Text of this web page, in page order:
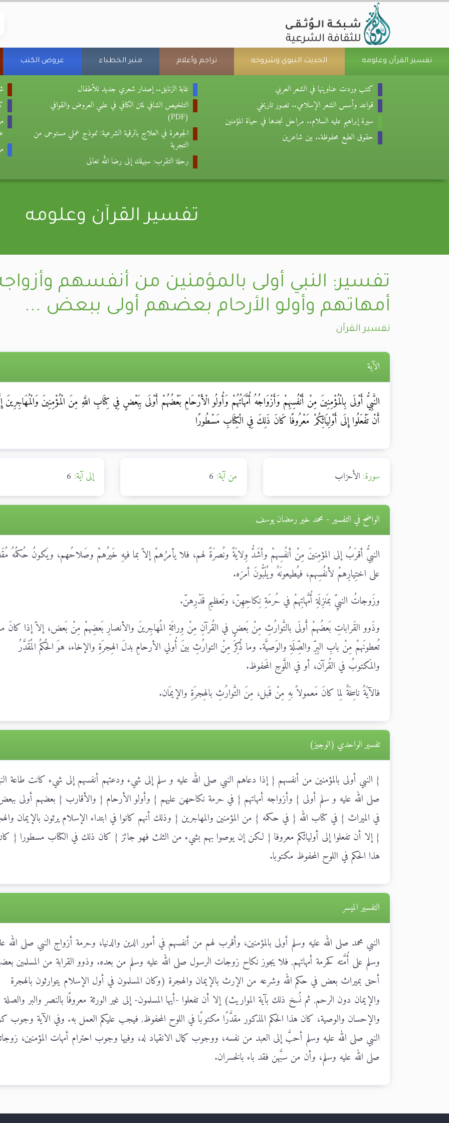
تفسير القرآن وعلومه الحديث النبوي وشروحه تراجم وأعلام منبر الخطباء عروض الكتب
كتب وردت عناوينها في الشعر العربي
قواعد وأسس الشعر الإسلامي.. تصور تاريخي
سيرة إبراهيم عليه السلام.. مراحل نجدها في حياة المؤمنين
حقوق الطبع محفوظة.. بين شاعرين
غابة الزنابق.. إصدار شعري جديد للأطفال
التلخيص الشافي لمتن الكافي في علمي العروض والقوافي
(PDF)
الجوهرة في العلاج بالرقية الشرعية: نموذج عملي مستوحى من
التجربة
رحلة التقرب: سبيلك إلى رضا الله تعالى
تفسير القرآن وعلومه
تفسير: النبي أولى بالمؤمنين من أنفسهم
أمهاتهم وأولو الأرحام بعضهم أولى ببعض ...
تفسير القرآن
الآية
النَّبِيُّ أَوْلَى بِالْمُؤْمِنِينَ مِنْ أَنْفُسِهِمْ وَأَزْوَاجُهُ أُمَّهَاتُهُمْ وَأُولُو الْأَرْحَامِ بَعْضُهُمْ أَوْلَى بِبَعْضٍ فِي كِتَابِ اللَّهِ مِنَ الْمُؤْمِنِينَ وَالْمُهَاجِرِينَ
أَنْ تَفْعَلُوا إِلَى أَوْلِيَائِكُمْ مَعْرُوفًا كَانَ ذَلِكَ فِي الْكِتَابِ مَسْطُورًا
سورة: الأحزاب من آية: 6 إلى آية: 6
الواضح في التفسير - محمد خير رمضان يوسف
النبيُّ أقرَبُ إلى المؤمِنينَ مِنْ أنفُسِهمْ وأشَدُّ وِلايَةً ونُصرَةً لهم، فلا يأمرُهمْ إلاّ بما فيهِ خَيرُهمْ وصَلاحُهم، ويَكونُ حُكمُهُ
على اختِيارِهمْ لأنفُسِهم، فيُطيعونَهُ ويُلَبُّونَ أمرَه.
وزَوجاتُ النبيِّ بمَنزِلَةِ أُمَّهاتِهمْ في حُرمَةِ نِكاحِهِنّ، وتَعظيمِ قَدْرِهنّ.
وذَوو القَراباتِ بَعضُهمْ أَولَى بالتَّوارُثِ مِنْ بَعضٍ في القُرآنِ مِنْ وِراثَةِ المُهاجِرينَ والأنصارِ بَعضِهمْ مِنْ بَعض، إلاّ إذا كانَ
تُعطونَهمْ مِنْ بابِ البِرِّ والصِّلَةِ والوَصيَّة. وما ذُكِرَ مِنْ التوارُثِ بينَ أُولي الأرحامِ بدلَ الهِجرَةِ والإخاء، هوَ الحُكمُ المُقَدَّرُ
والمَكتوبُ في القُرآن، أو في اللَّوحِ المَحفوظ.
فالآيَةُ ناسِخَةٌ لِما كانَ مَعمولاً بهِ مِنْ قَبل، مِنَ التَّوارُثِ بالهِجرَةِ والإيمَان.
تفسير الواحدي (الوجيز)
{ النبي أولى بالمؤمنين من أنفسهم } إذا دعاهم النبي صلى الله عليه و سلم إلى شيء ودعتهم أنفسهم إلى شيء كانت طاعة
صلى الله عليه و سلم أولى { وأزواجه أمهاتهم } في حرمة نكاحهن عليهم { وأولو الأرحام } والأقارب { بعضهم أولى
في الميراث { في كتاب الله } في حكمه { من المؤمنين والمهاجرين } وذلك أنهم كانوا في ابتداء الإسلام يرثون بالإيمان
{ إلا أن تفعلوا إلى أوليائكم معروفا } لكن إن يوصوا بهم بشيء من الثلث فهو جائز { كان ذلك في الكتاب مسطورا }
هذا الحكم في اللوح المحفوظ مكتوبا.
التفسير الميسر
النبي محمد صلى الله عليه وسلم أولى بالمؤمنين، وأقرب لهم من أنفسهم في أمور الدين والدنيا، وحرمة أزواج النبي صلى الله
وسلم على أُمَّته كحرمة أمهاتهم, فلا يجوز نكاح زوجات الرسول صلى الله عليه وسلم من بعده. وذوو القرابة من المسلمين
أحق بميراث بعض في حكم الله وشرعه من الإرث بالإيمان والهجرة (وكان المسلمون في أول الإسلام يتوارثون بالهجرة
والإيمان دون الرحم, ثم نُسخ ذلك بآية المواريث) إلا أن تفعلوا -أيها المسلمون- إلى غير الورثة معروفًا بالنصر والبر والصلة
والإحسان والوصية، كان هذا الحكم المذكور مقدَّرًا مكتوبًا في اللوح المحفوظ, فيجب عليكم العمل به. وفي الآية وجوب
النبي صلى الله عليه وسلم أحبَّ إلى العبد من نفسه، ووجوب كمال الانقياد له، وفيها وجوب احترام أمهات المؤمنين،
صلى الله عليه وسلم، وأن من سبَّهن فقد باء بالخسران.